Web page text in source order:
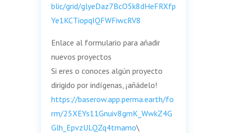
blic/grid/glyeDaz7BcO5k8dHeFRXfp
Ye1KCTiopqIQFWFiwcRV8
Enlace al formulario para añadir
nuevos proyectos
Si eres o conoces algún proyecto
dirigido por indígenas, ¡añádelo!
https://baserow.app.perma.earth/fo
rm/25XEYs11Gnuiv8gmK_WwkZ4G
Glh_EpvzULQZq4tmamo\